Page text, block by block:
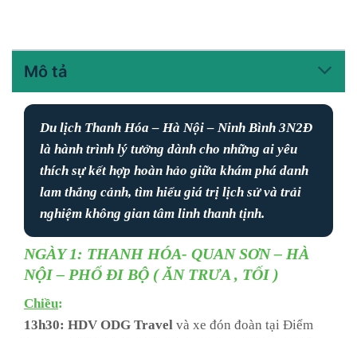
Mô tả
Du lịch Thanh Hóa – Hà Nội – Ninh Bình 3N2Đ
là hành trình lý tưởng dành cho những ai yêu
thích sự kết hợp hoàn hảo giữa khám phá danh
lam thắng cảnh, tìm hiểu giá trị lịch sử và trải
nghiệm không gian tâm linh thanh tịnh.
NGÀY 1: THANH HÓA- QUAN SƠN – HÀ
NỘI – PHỐ ĐI BỘ ( ĂN TRƯA , TỐI )
Chiều:
13h30: HDV ODG Travel và xe đón đoàn tại Điểm